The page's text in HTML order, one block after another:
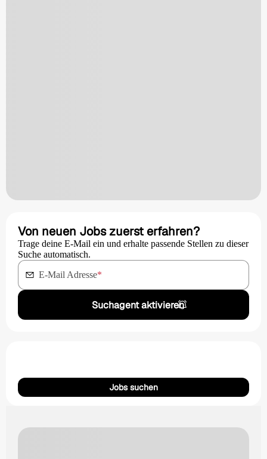
Von neuen Jobs zuerst erfahren?
Trage deine E-Mail ein und erhalte passende Stellen zu dieser
Suche automatisch.
E-Mail Adresse*
Suchagent aktivieren
Jobs suchen